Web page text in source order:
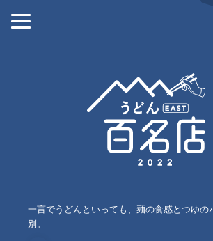
一言でうどんといっても、麺の食感とつゆの
別。